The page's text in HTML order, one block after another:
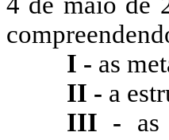
I - as
II - a
III -